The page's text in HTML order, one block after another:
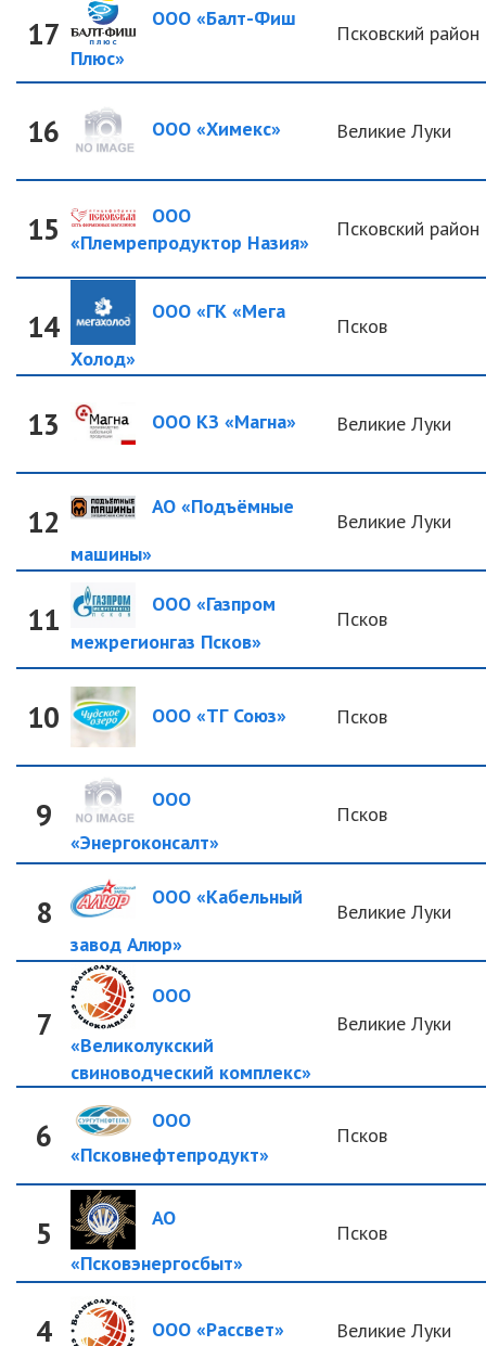
17
ООО «Балт-Фиш
Плюс»
Псковский район
16 ООО «Химекс» Великие Луки
15
ООО
«Племрепродуктор Назия»
Псковский район
14
ООО «ГК «Мега
Холод»
Псков
13 ООО КЗ «Магна» Великие Луки
12
АО «Подъёмные
машины»
Великие Луки
11
ООО «Газпром
межрегионгаз Псков»
Псков
10 ООО «ТГ Союз» Псков
9
ООО
«Энергоконсалт»
Псков
8
ООО «Кабельный
завод Алюр»
Великие Луки
7
ООО
«Великолукский
свиноводческий комплекс»
Великие Луки
6
ООО
«Псковнефтепродукт»
Псков
5
АО
«Псковэнергосбыт»
Псков
4 ООО «Рассвет» Великие Луки